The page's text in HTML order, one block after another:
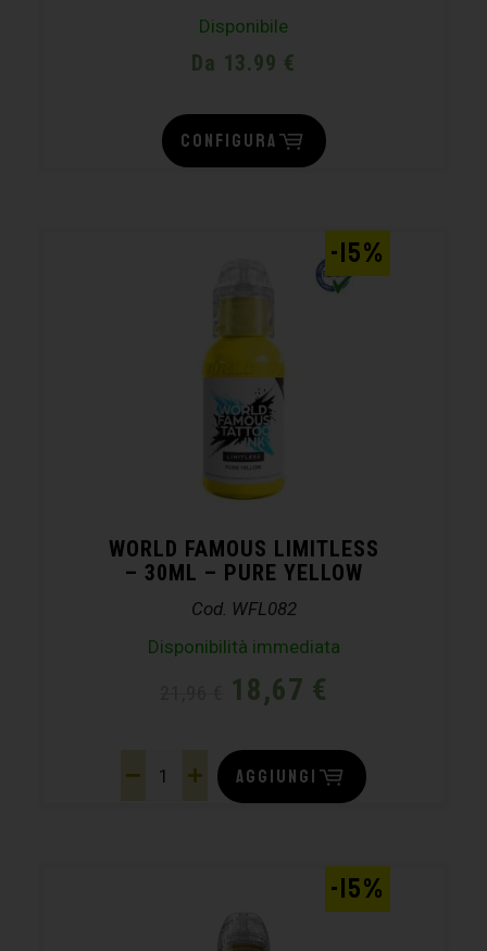
Disponibile
Da 13.99 €
CONFIGURA
WORLD FAMOUS LIMITLESS
– 30ML – PURE YELLOW
Cod. WFL082
Disponibilità immediata
18,67 €
-15%
AGGIUNGI
-15%